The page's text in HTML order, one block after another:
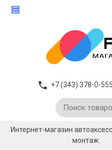
+7 (343) 378-0-555
Интернет-магазин
монтаж.